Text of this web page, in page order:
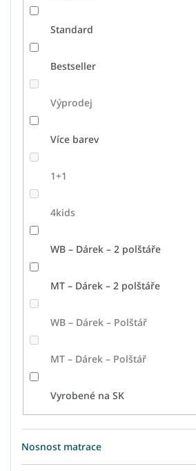
Standard
Bestseller
Výprodej
Více barev
1+1
4kids
WB – Dárek – 2 polštáře
MT – Dárek – 2 polštáře
WB – Dárek – Polštář
MT – Dárek – Polštář
Vyrobené na SK
Nosnost matrace